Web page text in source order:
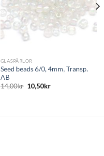
GLASPÄRLOR
Seed beads 6/0, 4mm, Transp.
AB
14,00kr 10,50kr